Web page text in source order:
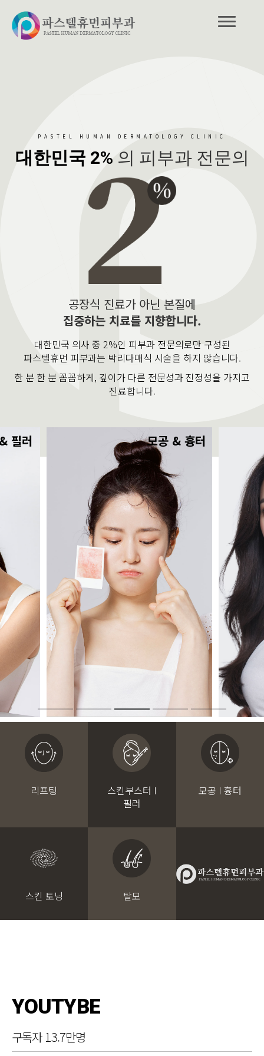
PASTEL HUMAN DERMATOLOGY CLINIC
대한민국 2% 의 피부과 전문의
공장식 진료가 아닌 본질에
집중하는 치료를 지향합니다.
대한민국 의사 중 2%인 피부과 전문의로만 구성된
파스텔휴먼 피부과는 박리다매식 시술을 하지 않습니다.
한 분 한 분 꼼꼼하게, 깊이가 다른 전문성과 진정성을 가지고
진료합니다.
필러 모공 & 흉터
리프팅
스킨부스터 I
필러
모공 I 흉터
스킨 토닝 탈모
YOUTYBE
구독자 13.7만명